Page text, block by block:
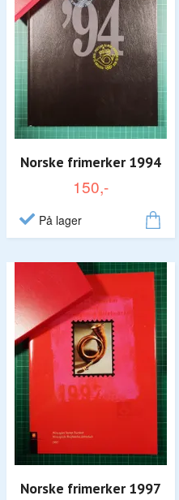
Norske frimerker 1994
150,-
På lager
Norske frimerker 1997